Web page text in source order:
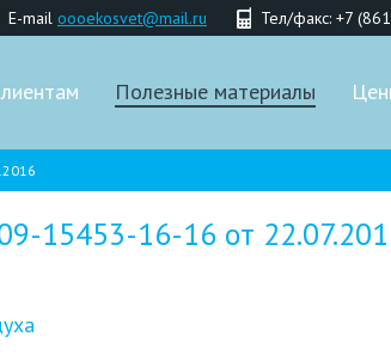
Тел/факс: +7
E-mail oooekosvet@mail.ru
Полезные материалы
15453-16-16 от